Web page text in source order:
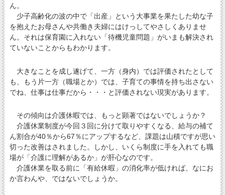
ん。
少子高齢化の波の中で「出産」という大事業を果たした幼な子
を抱えたお母さんや共働き夫婦にはけっしてやさしくありませ
ん。それは保育園に入れない「待機児童問題」がいまも解決され
ていないことからもわかります。
大きなことを成し遂げて、一方（身内）では評価されたとして
も、もう片一方（職場とか）では、子育ての事情を持ち出さない
でね、仕事は仕事だから・・・と評価されない現実があります。
その傾向は介護休暇では、もっと顕著ではないでしょうか？
介護休業制度が今回３回に分けて取りやすくなる、給与の補て
ん割合が40％から67％にアップするなど、課題は山積ですが思い
切った改善はされました。しかし、いくら制度に手を入れても職
場が「介護に理解があるか」が肝心なのです。
介護休業を取る前に「有給休暇」の消化率が低ければ、なにお
か言わんや、ではないでしょうか。